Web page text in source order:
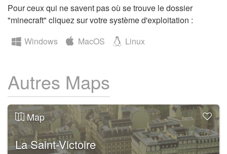
Pour ceux qui ne savent pas où se trouve le dossier
"minecraft" cliquez sur votre système d'exploitation :
Windows
MacOS Linux
Autres Maps
Map
La Saint-Victoire